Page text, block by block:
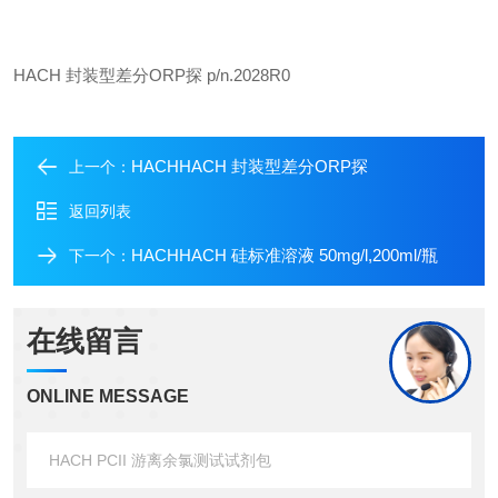
HACH 封装型差分ORP探 p/n.2028R0
上一个： HACHHACH 封装型差分ORP探
返回列表
下一个： HACHHACH 硅标准溶液 50mg/l,200ml/瓶
在线留言
ONLINE MESSAGE